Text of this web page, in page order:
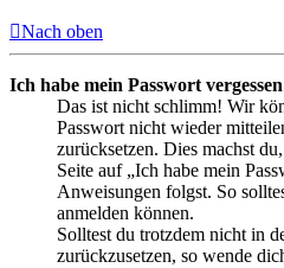
Nach oben
Ich habe mein Passwort
Das ist nicht schlimm! Wir
Passwort nicht wieder
zurücksetzen. Dies machst
Seite auf „Ich habe mein
Anweisungen folgst. So
anmelden können.
Solltest du trotzdem nicht in
zurückzusetzen, so wende